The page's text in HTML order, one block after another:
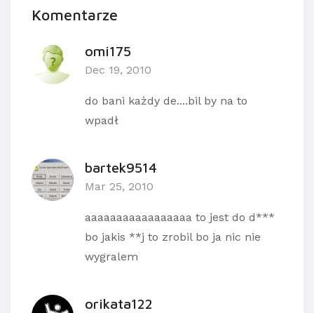
Komentarze
omi175
Dec 19, 2010
do bani każdy de....bil by na to
wpadł
bartek9514
Mar 25, 2010
aaaaaaaaaaaaaaaaa to jest do d***
bo jakis **j to zrobil bo ja nic nie
wygralem
orikata122